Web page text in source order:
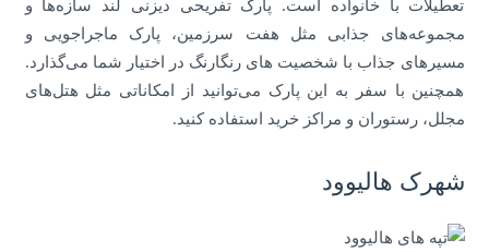
تعطیلات با خانواده است. پارک تفریحی دیزنی لند سازه‌ها و
مجموعه‌های جذابی مثل هفت سرزمین، پارک ماجراجویی و
مسیرهای جذاب با شخصیت های رنگارنگ در اختیار شما می‌گذارد.
همچنین با سفر به این پارک می‌توانید از امکاناتی مثل هتل‌های
مجلل، رستوران و مراکز خرید استفاده کنید.
شهرک هالیوود